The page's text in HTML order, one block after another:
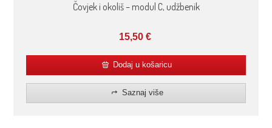
Čovjek i okoliš – modul C, udžbenik
15,50 €
Dodaj u košaricu
Saznaj više